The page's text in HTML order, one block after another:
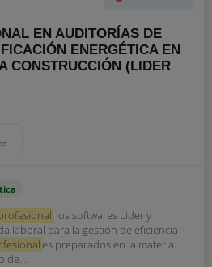
EN AUDITORÍAS DE
ENERGÉTICA EN
CONSTRUCCIÓN (LIDER
los softwares Lider y
laboral para la gestión de eficiencia
es preparados en la materia.
de...